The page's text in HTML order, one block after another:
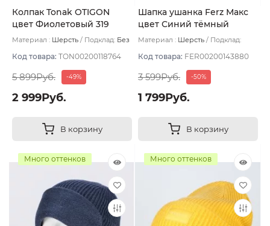
Колпак Tonak OTIGON
цвет Фиолетовый 319
Материал : Шерсть Подклад: Без
Код товара: TON00200118764
5 899Руб. -49%
2 999Руб.
В корзину
Шапка ушанка Ferz Макс
цвет Синий тёмный
Материал : Шерсть
Подклад:
Код товара: FER00200143880
3 599Руб. -50%
1 799Руб.
В корзину
Много оттенков Много оттенков